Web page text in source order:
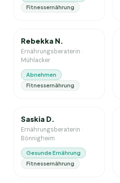
Fitnessernährung
Rebekka N.
Ernährungsberaterin ·
Mühlacker
Abnehmen
Fitnessernährung
Saskia D.
Ernährungsberaterin ·
Bönnigheim
Gesunde Ernährung
Fitnessernährung